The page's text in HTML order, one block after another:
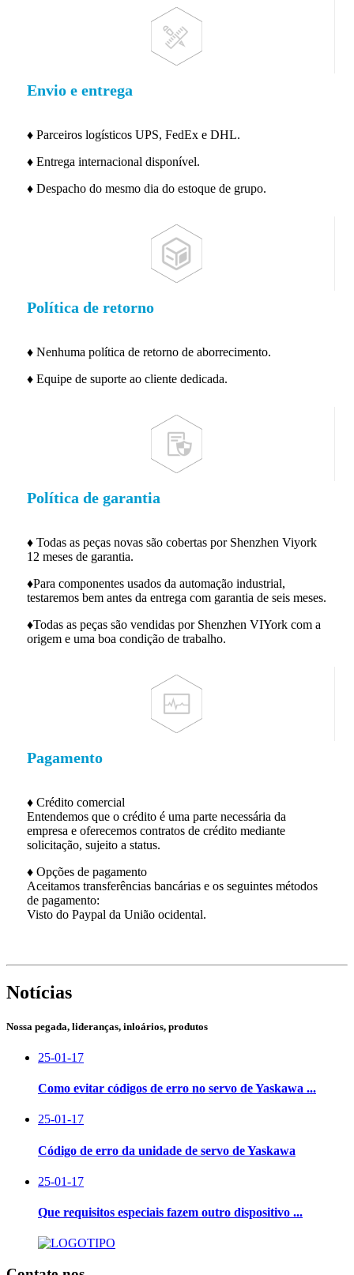
Envio e entrega
♦ Parceiros logísticos UPS, FedEx e DHL.
♦ Entrega internacional disponível.
♦ Despacho do mesmo dia do estoque de grupo.
Política de retorno
♦ Nenhuma política de retorno de aborrecimento.
♦ Equipe de suporte ao cliente dedicada.
Política de garantia
♦ Todas as peças novas são cobertas por Shenzhen Viyork
12 meses de garantia.
♦Para componentes usados ​​da automação industrial,
testaremos bem antes da entrega com garantia de seis meses.
♦Todas as peças são vendidas por Shenzhen VIYork com a
origem e uma boa condição de trabalho.
Pagamento
♦ Crédito comercial
Entendemos que o crédito é uma parte necessária da
empresa e oferecemos contratos de crédito mediante
solicitação, sujeito a status.
♦ Opções de pagamento
Aceitamos transferências bancárias e os seguintes métodos
de pagamento:
Visto do Paypal da União ocidental.
Notícias
Nossa pegada, lideranças, inloários, produtos
25-01-17
Como evitar códigos de erro no servo de Yaskawa ...
25-01-17
Código de erro da unidade de servo de Yaskawa
25-01-17
Que requisitos especiais fazem outro dispositivo ...